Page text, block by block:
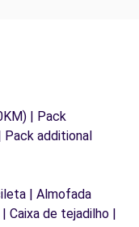
| Pack
Pack additional
| Almofada
Caixa de tejadilho |